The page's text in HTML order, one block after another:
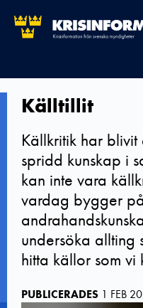
Källtillit
Källkritik har blivit
spridd kunskap i
kan inte vara
vardag bygger
undersöka allting
hitta källor som vi
PUBLICERADES 1 FEB